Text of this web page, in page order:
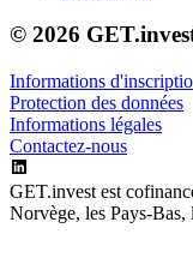
© 2026
Informations
Protection des données
Informations légales
Contactez-nous
GET.invest est
Norvège, les Pays-